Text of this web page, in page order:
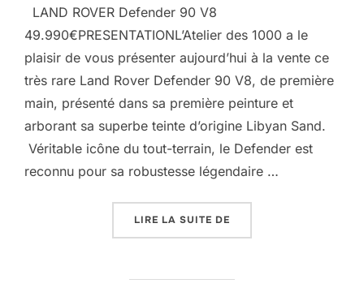
LAND ROVER Defender 90 V8
49.990€PRESENTATIONL’Atelier des 1000 a le
plaisir de vous présenter aujourd’hui à la vente ce
très rare Land Rover Defender 90 V8, de première
main, présenté dans sa première peinture et
arborant sa superbe teinte d’origine Libyan Sand.
Véritable icône du tout-terrain, le Defender est
reconnu pour sa robustesse légendaire …
LIRE LA SUITE DE